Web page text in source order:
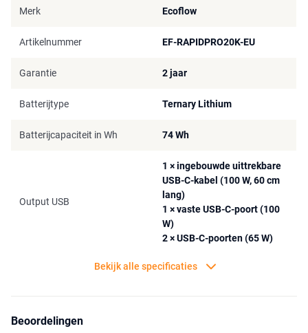
80%.
en laptops)
Aansluitingen
1 × vaste USB-C-poort (100 W)
: ingebouwd lcd-scherm voor batterijstatus en
: EcoFlow-app voor slimme functies en
personalisatie
Merk Ecoflow
Artikelnummer EF-RAPIDPRO20K-EU
Garantie 2 jaar
Batterijtype Ternary Lithium
Batterijcapaciteit in Wh 74 Wh
Output USB
1 × ingebouwde uittrekbare
USB-C-kabel (100 W, 60 cm
lang)
1 × vaste USB-C-poort (100
W)
2 × USB-C-poorten (65 W)
Bekijk alle specificaties
Beoordelingen